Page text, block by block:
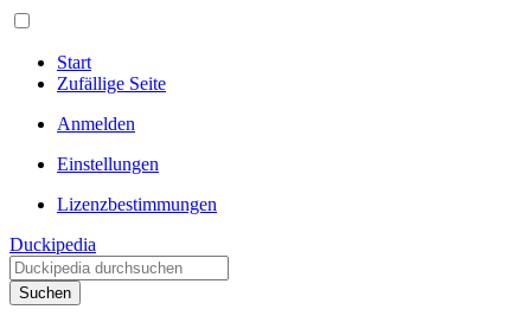
Start
Zufällige Seite
Anmelden
Einstellungen
Lizenzbestimmungen
Duckipedia
Suchen